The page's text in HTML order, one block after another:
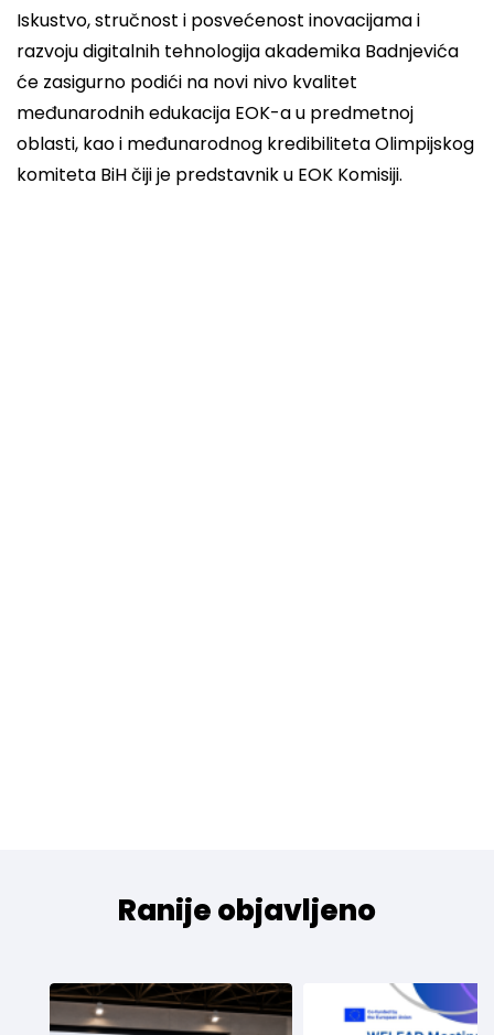
Iskustvo, stručnost i posvećenost inovacijama i
razvoju digitalnih tehnologija akademika Badnjevića
će zasigurno podići na novi nivo kvalitet
međunarodnih edukacija EOK-a u predmetnoj
oblasti, kao i međunarodnog kredibiliteta Olimpijskog
komiteta BiH čiji je predstavnik u EOK Komisiji.
Ranije objavljeno